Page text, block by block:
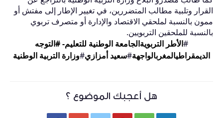
القرار وتلبية مطالب المتضررين، في تغيير الإطار إلى مفتش أو
ممون بالنسبة لملحقي الاقتصاد والإدارة أو متصرف تربوي
بالنسبة للملحقين التربويين.
#الأطر التربويةالجامعة الوطنية للتعليم- #التوجه
الديمقراطيالمغربالواجهة#سعيد أمزازي#وزارة التربية الوطنية
هل أعجبك الموضوع ؟